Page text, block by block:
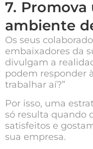
7.
ambiente
Os seus
embaixadores da
divulgam a
podem responder
trabalhar aí?”
Por isso, uma
só resulta quando
satisfeitos e
sua empresa.